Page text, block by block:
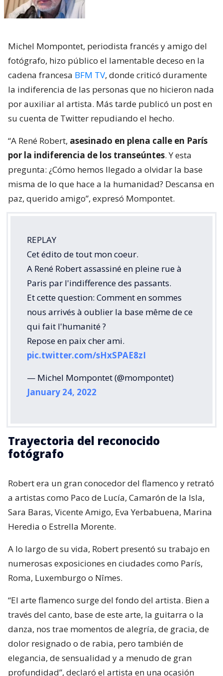
Michel Mompontet, periodista francés y amigo del
fotógrafo, hizo público el lamentable deceso en la
cadena francesa BFM TV, donde criticó duramente
la indiferencia de las personas que no hicieron nada
por auxiliar al artista. Más tarde publicó un post en
su cuenta de Twitter repudiando el hecho.
“A René Robert, asesinado en plena calle en París
por la indiferencia de los transeúntes. Y esta
pregunta: ¿Cómo hemos llegado a olvidar la base
misma de lo que hace a la humanidad? Descansa en
paz, querido amigo”, expresó Mompontet.
REPLAY
Cet édito de tout mon coeur.
A René Robert assassiné en pleine rue à
Paris par l'indifference des passants.
Et cette question: Comment en sommes
nous arrivés à oublier la base même de ce
qui fait l'humanité ?
Repose en paix cher ami.
pic.twitter.com/sHxSPAE8zI
— Michel Mompontet (@mompontet)
January 24, 2022
Trayectoria del reconocido
fotógrafo
Robert era un gran conocedor del flamenco y retrató
a artistas como Paco de Lucía, Camarón de la Isla,
Sara Baras, Vicente Amigo, Eva Yerbabuena, Marina
Heredia o Estrella Morente.
A lo largo de su vida, Robert presentó su trabajo en
numerosas exposiciones en ciudades como París,
Roma, Luxemburgo o Nîmes.
“El arte flamenco surge del fondo del artista. Bien a
través del canto, base de este arte, la guitarra o la
danza, nos trae momentos de alegría, de gracia, de
dolor resignado o de rabia, pero también de
elegancia, de sensualidad y a menudo de gran
profundidad”, declaró el artista en una ocasión